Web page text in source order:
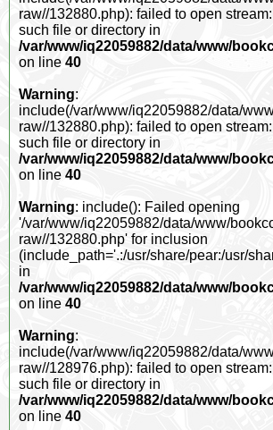
raw//132880.php): failed to open
such file or directory in
/var/www/iq22059882/data/www/
on line 40
Warning:
include(/var/www/iq22059882/data/
raw//132880.php): failed to open
such file or directory in
/var/www/iq22059882/data/www/
on line 40
Warning: include(): Failed opening
'/var/www/iq22059882/data/www/
raw//132880.php' for inclusion
(include_path='.:/usr/share/pear:/usr/
in
/var/www/iq22059882/data/www/
on line 40
Warning:
include(/var/www/iq22059882/data/
raw//128976.php): failed to open
such file or directory in
/var/www/iq22059882/data/www/
on line 40